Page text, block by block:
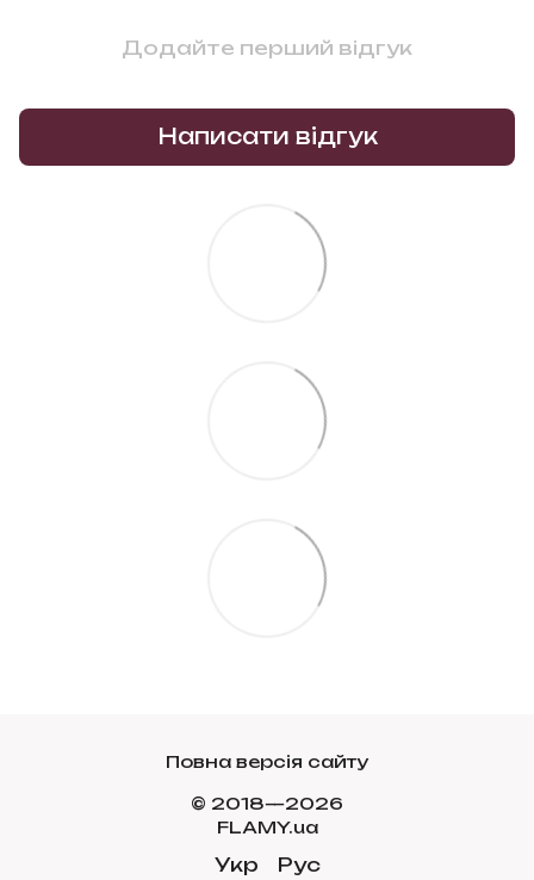
Додайте перший відгук
Написати відгук
Повна версія сайту
© 2018—2026
FLAMY.ua
Укр Рус